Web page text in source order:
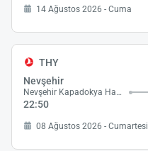
14 Ağustos 2026 - Cuma
THY
Nevşehir
Nevşehir Kapadokya Havalimanı
22:50
08 Ağustos 2026 - Cumartesi